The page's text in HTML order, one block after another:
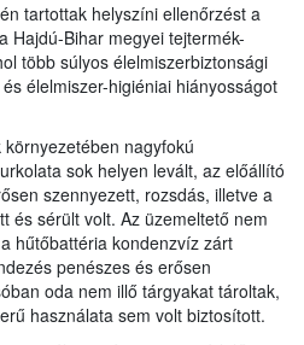
tartottak helyszíni ellenőrzést a
Hajdú-Bihar megyei tejtermék-
több súlyos élelmiszerbiztonsági
élelmiszer-higiéniai hiányosságot
nagyfokú
sok helyen levált, az előállító
szennyezett, rozsdás, illetve a
és sérült volt. Az üzemeltető nem
hűtőbattéria kondenzvíz zárt
penészes és erősen
oda nem illő tárgyakat tároltak,
használata sem volt biztosított.